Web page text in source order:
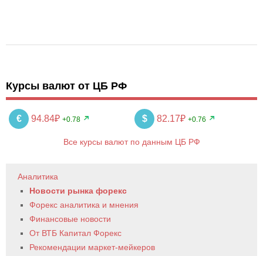
Курсы валют от ЦБ РФ
€ 94.84₽ +0.78 $ 82.17₽ +0.76
Все курсы валют по данным ЦБ РФ
Аналитика
Новости рынка форекс
Форекс аналитика и мнения
Финансовые новости
От ВТБ Капитал Форекс
Рекомендации маркет-мейкеров